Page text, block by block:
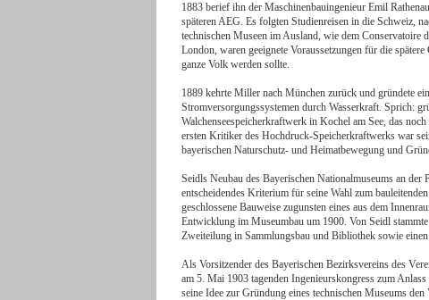
1883 berief ihn der Maschinenbauingenieur Emil
späteren AEG. Es folgten Studienreisen in die Schweiz,
technischen Museen im Ausland, wie dem
London, waren geeignete Voraussetzungen für die
ganze Volk werden sollte.
1889 kehrte Miller nach München zurück und gründete
Stromversorgungssystemen durch Wasserkraft. Sprich:
Walchenseespeicherkraftwerk in Kochel am See, das
ersten Kritiker des Hochdruck-Speicherkraftwerks war
bayerischen Naturschutz- und Heimatbewegung und
Seidls Neubau des Bayerischen Nationalmuseums an
entscheidendes Kriterium für seine Wahl zum
geschlossene Bauweise zugunsten eines aus dem
Entwicklung im Museumbau um 1900. Von Seidl
Zweiteilung in Sammlungsbau und Bibliothek sowie
Als Vorsitzender des Bayerischen Bezirksvereins des
am 5. Mai 1903 tagenden Ingenieurskongress zum
seine Idee zur Gründung eines technischen Museums